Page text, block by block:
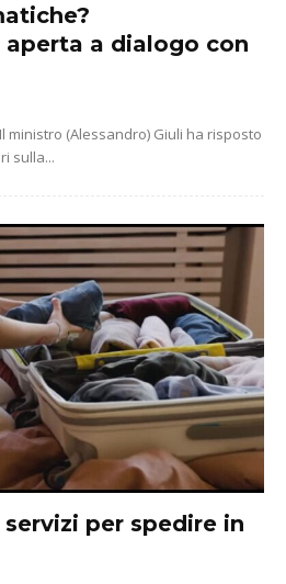
a dialogo con
ministro (Alessandro) Giuli ha risposto
sulla...
per spedire in